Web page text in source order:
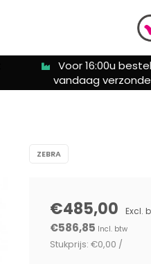
Voor 16:00u
vandaag
ZEBRA
€485,00 Excl.
€586,85 Incl. btw
Stukprijs: €0,00 /